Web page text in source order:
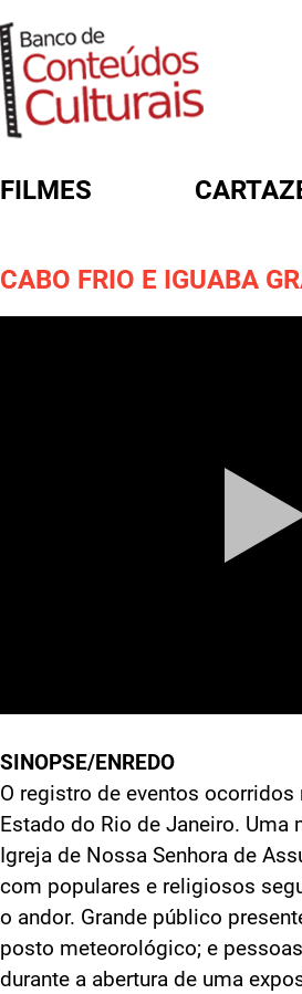
FILMES
CABO FRIO E IGUABA
SINOPSE/ENREDO
O registro de eventos ocorridos
Estado do Rio de Janeiro.
Igreja de Nossa Senhora de
com populares e religiosos
o andor. Grande público
posto meteorológico; e
durante a abertura de uma